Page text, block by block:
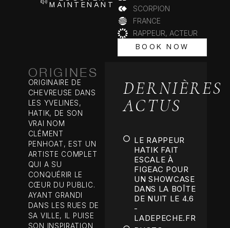
MAINTENANT
SCORPION
FRANCE
RAPPEUR, ACTEUR
BOOK NOW
ORIGINES
ORIGINAIRE DE
CHEVREUSE DANS
LES YVELINES,
HATIK, DE SON
VRAI NOM
CLÉMENT
PENHOAT, EST UN
ARTISTE COMPLET
QUI A SU
CONQUÉRIR LE
CŒUR DU PUBLIC.
AYANT GRANDI
DANS LES RUES DE
SA VILLE, IL PUISE
SON INSPIRATION
DERNIÈRES
ACTUS
LE RAPPEUR
HATIK FAIT
ESCALE À
FIGEAC POUR
UN SHOWCASE
DANS LA BOÎTE
DE NUIT LE 4.6
-
LADEPECHE.FR